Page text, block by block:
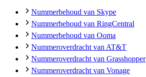
Nummerbehoud van Skype
Nummerbehoud van RingCentral
Nummerbehoud van Ooma
Nummeroverdracht van AT&T
Nummeroverdracht van Grasshopper
Nummeroverdracht van Vonage